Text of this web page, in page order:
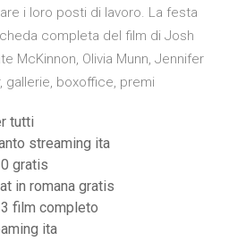
i loro posti di lavoro. La festa
completa del film di Josh
McKinnon, Olivia Munn, Jennifer
gallerie, boxoffice, premi
tutti
streaming ita
gratis
in romana gratis
film completo
ita